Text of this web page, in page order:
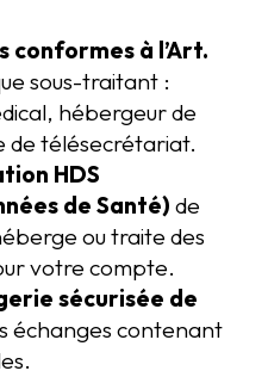
conformes à l’Art.
sous-traitant :
hébergeur de
de télésecrétariat.
HDS
de Santé) de
ou traite des
votre compte.
sécurisée de
échanges contenant